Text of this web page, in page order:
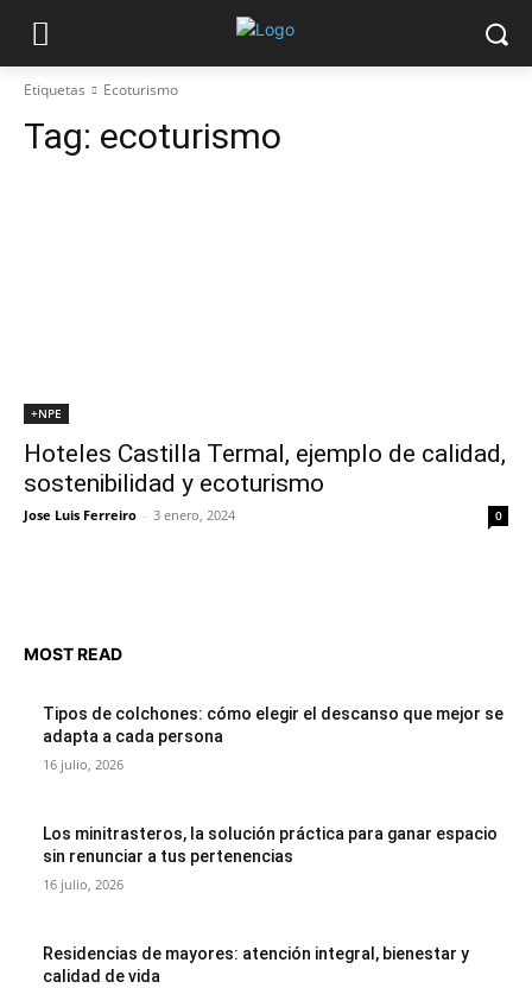
Etiquetas Ecoturismo
Tag: ecoturismo
+NPE
Hoteles Castilla Termal, ejemplo de calidad,
sostenibilidad y ecoturismo
Jose Luis Ferreiro - 3 enero, 2024 0
MOST READ
Tipos de colchones: cómo elegir el descanso que mejor se
adapta a cada persona
16 julio, 2026
Los minitrasteros, la solución práctica para ganar espacio
sin renunciar a tus pertenencias
16 julio, 2026
Residencias de mayores: atención integral, bienestar y
calidad de vida